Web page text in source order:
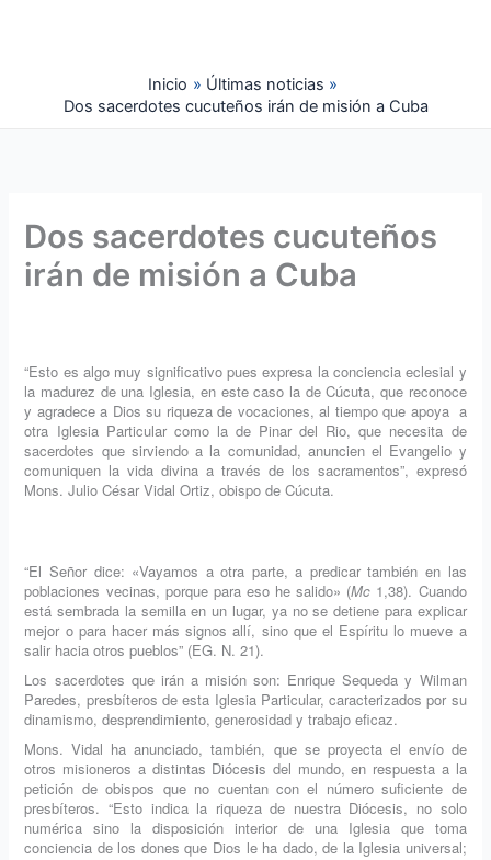
Inicio
Últimas noticias
Dos sacerdotes cucuteños irán de misión a Cuba
Dos sacerdotes cucuteños
irán de misión a Cuba
“Esto es algo muy significativo pues expresa la conciencia eclesial y
la ma­durez de una Iglesia, en este caso la de Cúcuta, que reconoce
y agradece a Dios su riqueza de vocaciones, al tiempo que apoya a
otra Iglesia Particular como la de Pinar del Rio, que necesita de
sacerdotes que sirviendo a la comunidad, anuncien el Evangelio y
comu­niquen la vida divina a través de los sacramentos”, expresó
Mons. Julio César Vidal Ortiz, obispo de Cúcuta.
“El Señor dice: «Vayamos a otra parte, a predicar también en las
poblaciones vecinas, porque para eso he salido» (Mc 1,38). Cuando
está sembrada la semilla en un lugar, ya no se detiene para explicar
mejor o para hacer más signos allí, sino que el Espíritu lo mueve a
salir hacia otros pueblos” (EG. N. 21).
Los sacerdotes que irán a misión son: Enrique Sequeda y Wilman
Paredes, presbíteros de esta Iglesia Particular, caracterizados por su
dinamismo, desprendimiento, generosidad y trabajo eficaz.
Mons. Vidal ha anunciado, también, que se proyecta el envío de
otros misioneros a distintas Diócesis del mundo, en respuesta a la
petición de obispos que no cuentan con el número suficiente de
presbíteros. “Esto indica la riqueza de nuestra Diócesis, no solo
numérica sino la disposición interior de una Iglesia que toma
conciencia de los dones que Dios le ha dado, de la Iglesia universal;